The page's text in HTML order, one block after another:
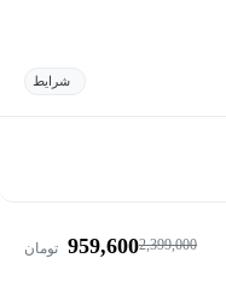
شرایط
2,399,000
959,600 تومان